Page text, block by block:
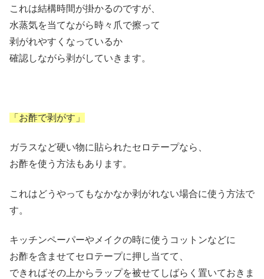
これは結構時間が掛かるのですが、
水蒸気を当てながら時々爪で擦って
剥がれやすくなっているか
確認しながら剥がしていきます。
「お酢で剥がす」
ガラスなど硬い物に貼られたセロテープなら、
お酢を使う方法もあります。
これはどうやってもなかなか剥がれない場合に使う方法で
す。
キッチンペーパーやメイクの時に使うコットンなどに
お酢を含ませてセロテープに押し当てて、
できればその上からラップを被せてしばらく置いておきま